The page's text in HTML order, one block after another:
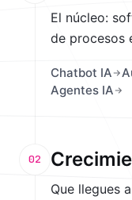
El núcleo:
de procesos
Chatbot IA
Agentes IA
02
Que llegues